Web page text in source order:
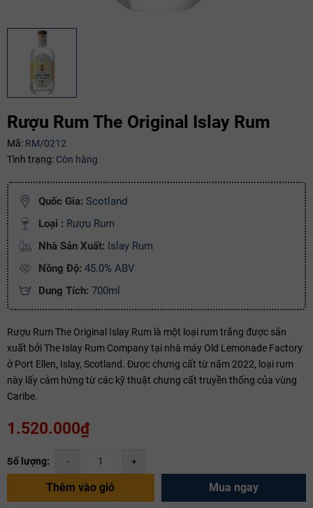
Rượu Rum The Original Islay Rum
Mã: RM/0212
Tình trạng: Còn hàng
Quốc Gia: Scotland
Loại : Rượu Rum
Nhà Sản Xuất: Islay Rum
Nồng Độ: 45.0% ABV
Dung Tích: 700ml
Rượu Rum The Original Islay Rum là một loại rum trắng được sản
xuất bởi The Islay Rum Company tại nhà máy Old Lemonade Factory
ở Port Ellen, Islay, Scotland. Được chưng cất từ năm 2022, loại rum
này lấy cảm hứng từ các kỹ thuật chưng cất truyền thống của vùng
Caribe.
1.520.000₫
Số lượng: - +
Thêm vào giỏ Mua ngay
Mã giảm giá:
Ngày hết hạn:
Copy mã và nhập mã ở trangTHANH TOÁNbạn nhé!